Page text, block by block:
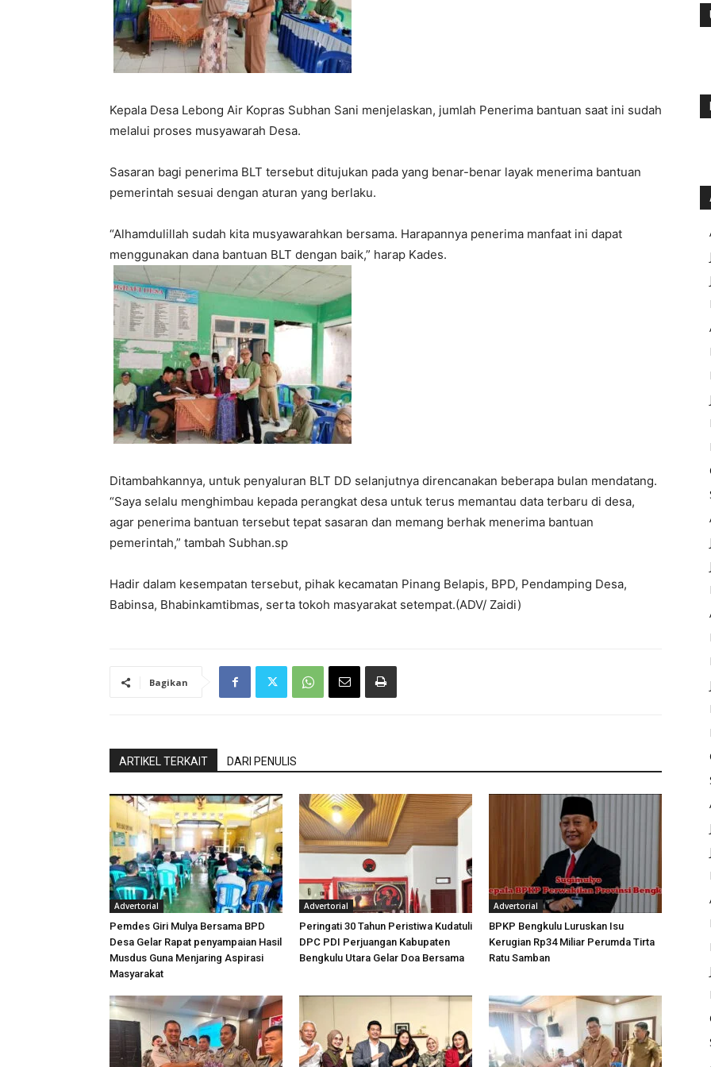
Kepala Desa Lebong Air Kopras Subhan Sani menjelaskan, jumlah Penerima bantuan saat ini sudah
melalui proses musyawarah Desa.
Sasaran bagi penerima BLT tersebut ditujukan pada yang benar-benar layak menerima bantuan
pemerintah sesuai dengan aturan yang berlaku.
“Alhamdulillah sudah kita musyawarahkan bersama. Harapannya penerima manfaat ini dapat
menggunakan dana bantuan BLT dengan baik,” harap Kades.
Ditambahkannya, untuk penyaluran BLT DD selanjutnya direncanakan beberapa bulan mendatang.
“Saya selalu menghimbau kepada perangkat desa untuk terus memantau data terbaru di desa,
agar penerima bantuan tersebut tepat sasaran dan memang berhak menerima bantuan
pemerintah,” tambah Subhan.sp
Hadir dalam kesempatan tersebut, pihak kecamatan Pinang Belapis, BPD, Pendamping Desa,
Babinsa, Bhabinkamtibmas, serta tokoh masyarakat setempat.(ADV/ Zaidi)
Bagikan
ARTIKEL TERKAIT DARI PENULIS
Advertorial
Pemdes Giri Mulya Bersama BPD
Desa Gelar Rapat penyampaian Hasil
Musdus Guna Menjaring Aspirasi
Masyarakat
Advertorial
Peringati 30 Tahun Peristiwa Kudatuli
DPC PDI Perjuangan Kabupaten
Bengkulu Utara Gelar Doa Bersama
Advertorial
BPKP Bengkulu Luruskan Isu
Kerugian Rp34 Miliar Perumda Tirta
Ratu Samban